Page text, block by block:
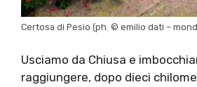
Certosa di Pesio (ph. © emilio dati –
Usciamo da Chiusa e
raggiungere, dopo dieci